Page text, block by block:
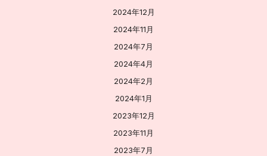
2024年12月
2024年11月
2024年7月
2024年4月
2024年2月
2024年1月
2023年12月
2023年11月
2023年7月